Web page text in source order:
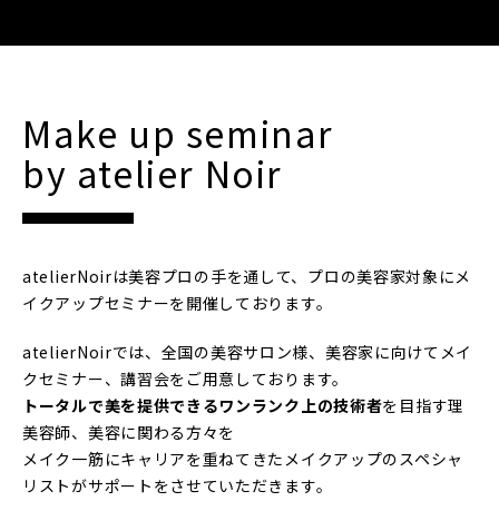
Make up seminar
by atelier Noir
atelierNoirは美容プロの手を通して、プロの美容家対象にメ
イクアップセミナーを開催しております。
atelierNoirでは、全国の美容サロン様、美容家に向けてメイ
クセミナー、講習会をご用意しております。
トータルで美を提供できるワンランク上の技術者を目指す理
美容師、美容に関わる方々を
メイク一筋にキャリアを重ねてきたメイクアップのスペシャ
リストがサポートをさせていただきます。